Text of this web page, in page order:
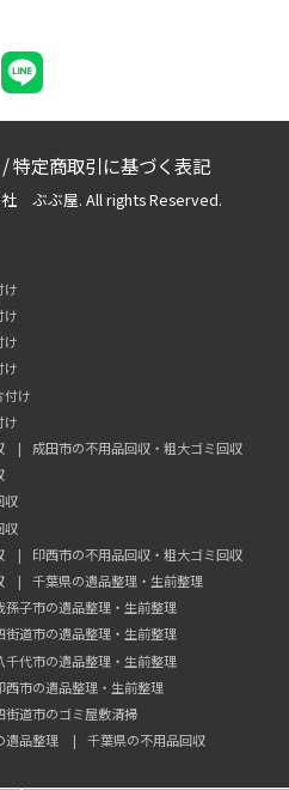
/特定商取引に基づく表記
ぶぶ屋. All rights Reserved.
け
け
け
け
付け
け
成田市の不用品回収・粗大ゴミ回収
収
収
印西市の不用品回収・粗大ゴミ回収
千葉県の遺品整理・生前整理
孫子市の遺品整理・生前整理
街道市の遺品整理・生前整理
千代市の遺品整理・生前整理
西市の遺品整理・生前整理
街道市のゴミ屋敷清掃
遺品整理 千葉県の不用品回収